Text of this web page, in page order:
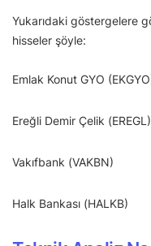
Yukarıdaki göstergelere
hisseler şöyle:
Emlak Konut GYO
Ereğli Demir Çelik (EREGL)
Vakıfbank (VAKBN)
Halk Bankası (HALKB)